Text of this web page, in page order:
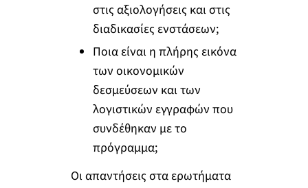
στις αξιολογήσεις και στις
διαδικασίες ενστάσεων;
Ποια είναι η πλήρης εικόνα
των οικονομικών
δεσμεύσεων και των
λογιστικών εγγραφών που
συνδέθηκαν με το
πρόγραμμα;
Οι απαντήσεις στα ερωτήματα